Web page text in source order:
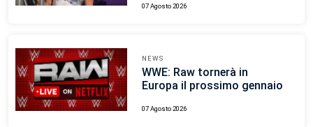
07 Agosto 2026
NEWS
WWE: Raw tornerà in
Europa il prossimo gennaio
07 Agosto 2026